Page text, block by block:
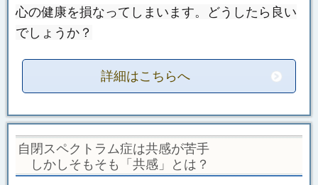
心の健康を損なってしまいます。どうしたら良い
でしょうか？
詳細はこちらへ
自閉スペクトラム症は共感が苦手
しかしそもそも「共感」とは？